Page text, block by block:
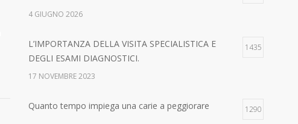
4 GIUGNO 2026
L’IMPORTANZA DELLA VISITA SPECIALISTICA E
DEGLI ESAMI DIAGNOSTICI.
1435
17 NOVEMBRE 2023
Quanto tempo impiega una carie a peggiorare 1290